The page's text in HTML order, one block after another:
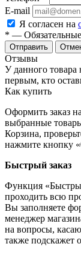
E-mail
Я согласен на
* —
Отзывы
У данного товара
первым, кто
Как купить
Оформить заказ
выбранные
Корзина,
нажмите кнопку
Быстрый заказ
Функция
проходить всю
Вы заполняете
менеджер
на вопросы,
также подскажет